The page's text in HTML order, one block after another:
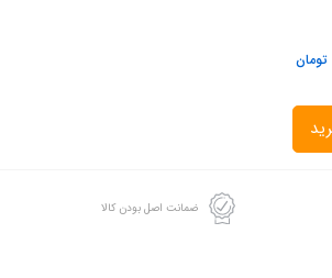
تومان
ضمانت اصل بودن کالا